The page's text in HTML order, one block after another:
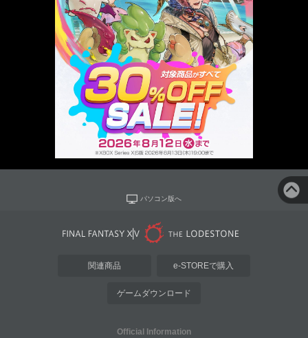
パソコン版へ
関連商品 e-STOREで購入
ゲームダウンロード
Official Information